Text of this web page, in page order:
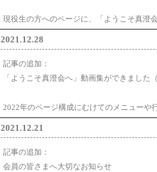
現役生の方へのページに、「ようこそ真澄
2021.12.28
記事の追加：
「ようこそ真澄会へ」動画集ができました
2022年のページ構成にむけてのメニューや
2021.12.21
記事の追加：
会員の皆さまへ大切なお知らせ